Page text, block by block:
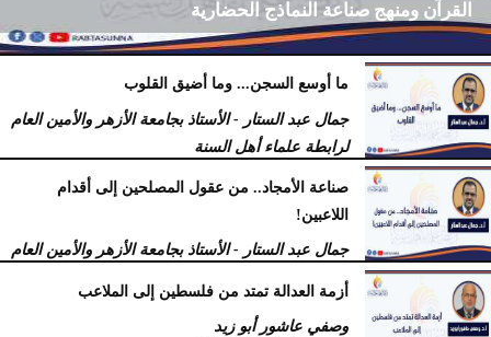
القرآن ومنهج صناعة النماذج الحضارية
فرج كُندي - رئيس مركز الكُندي للدراسات والبحوث
السبت، 18 يوليو 2026 09:14 مـ
ما أوسع السجن... وما أضيق القلوب
جمال عبد الستار - الأستاذ بجامعة الأزهر والأمين العام
لرابطة علماء أهل السنة
السبت، 18 يوليو 2026 12:29 مـ
صناعة الأمجاد.. من عقول المصلحين إلى أقدام
اللاعبين!
جمال عبد الستار - الأستاذ بجامعة الأزهر والأمين العام
لرابطة علماء أهل السنة
الأربعاء، 15 يوليو 2026 09:08 صـ
أزمة العدالة تمتد من فلسطين إلى الملاعب
وصفي عاشور أبو زيد